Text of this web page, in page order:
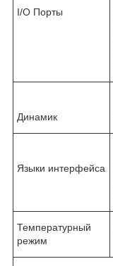
I/O Порты
Динамик
Языки интерфейса
Температурный
режим